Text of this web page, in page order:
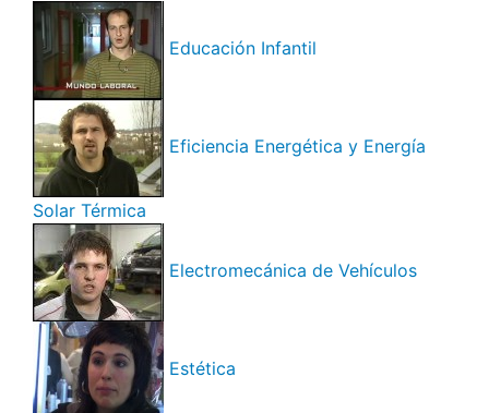
Educación Infantil
Eficiencia Energética y Energía
Solar Térmica
Electromecánica de Vehículos
Estética